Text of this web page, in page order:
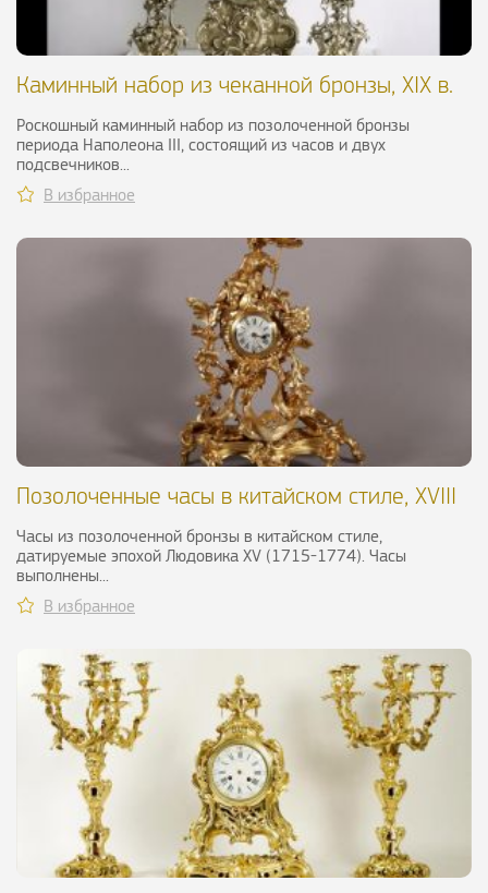
Каминный набор из чеканной бронзы, XIX в.
Роскошный каминный набор из позолоченной бронзы
периода Наполеона III, состоящий из часов и двух
подсвечников...
В избранное
Позолоченные часы в китайском стиле, XVIII
Часы из позолоченной бронзы в китайском стиле,
датируемые эпохой Людовика XV (1715-1774). Часы
выполнены...
В избранное